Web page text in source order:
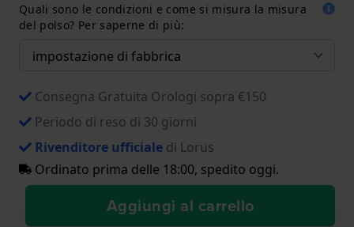
Quali sono le condizioni e come si misura la misura
del polso? Per saperne di più:
Consegna Gratuita Orologi sopra €150
Periodo di reso di 30 giorni
Rivenditore ufficiale di Lorus
Ordinato prima delle 18:00, spedito oggi.
Aggiungi al carrello